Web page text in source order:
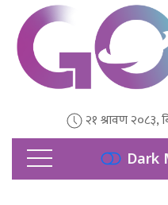
२१ श्रावण २०८३,
Dark